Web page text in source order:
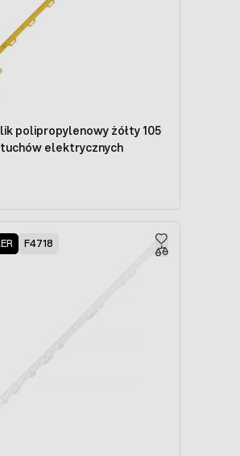
polipropylenowy żółty 105
elektrycznych
F4718